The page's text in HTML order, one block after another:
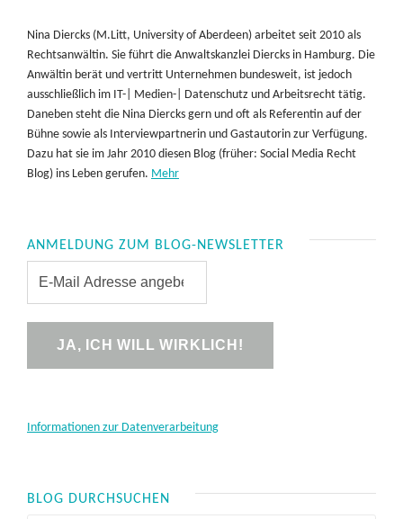
Nina Diercks (M.Litt, University of Aberdeen) arbeitet seit 2010 als
Rechtsanwältin. Sie führt die Anwaltskanzlei Diercks in Hamburg. Die
Anwältin berät und vertritt Unternehmen bundesweit, ist jedoch
ausschließlich im IT-| Medien-| Datenschutz und Arbeitsrecht tätig.
Daneben steht die Nina Diercks gern und oft als Referentin auf der
Bühne sowie als Interviewpartnerin und Gastautorin zur Verfügung.
Dazu hat sie im Jahr 2010 diesen Blog (früher: Social Media Recht
Blog) ins Leben gerufen. Mehr
ANMELDUNG ZUM BLOG-NEWSLETTER
Informationen zur Datenverarbeitung
BLOG DURCHSUCHEN